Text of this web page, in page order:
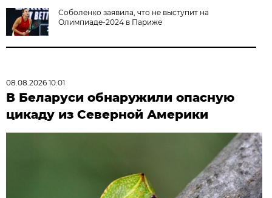
Соболенко заявила, что не выступит на
Олимпиаде-2024 в Париже
08.08.2026 10:01
В Беларуси обнаружили опасную
цикаду из Северной Америки